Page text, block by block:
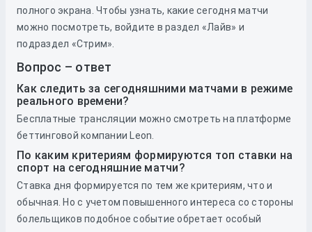
полного экрана. Чтобы узнать, какие сегодня матчи
можно посмотреть, войдите в раздел «Лайв» и
подраздел «Стрим».
Вопрос – ответ
Как следить за сегодняшними матчами в режиме
реального времени?
Бесплатные трансляции можно смотреть на платформе
беттинговой компании Leon.
По каким критериям формируются топ ставки на
спорт на сегодняшние матчи?
Ставка дня формируется по тем же критериям, что и
обычная. Но с учетом повышенного интереса со стороны
болельщиков подобное событие обретает особый